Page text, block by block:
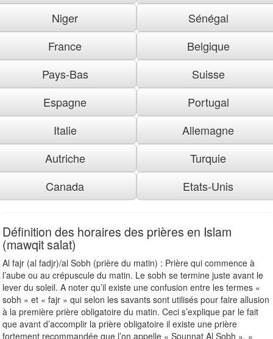
Niger
Sénégal
France
Belgique
Pays-Bas
Suisse
Espagne
Portugal
Italie
Allemagne
Autriche
Turquie
Canada
Etats-Unis
Définition des horaires des prières en Islam
(mawqit salat)
Al fajr (al fadjr)/al Sobh (prière du matin) : Prière qui commence à
l’aube ou au crépuscule du matin. Le sobh se termine juste avant le
lever du soleil. A noter qu’il existe une confusion entre les termes «
sobh » et « fajr » qui selon les savants sont utilisés pour faire allusion
à la première prière obligatoire du matin. Ceci s’explique par le fait
que avant d’accomplir la prière obligatoire il existe une prière
fortement recommandée que l’on appelle « Sounnat Al Sobh », «